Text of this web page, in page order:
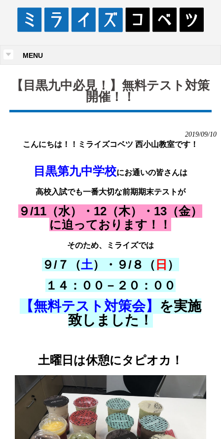
MENU
【目黒九中必見！】無料テスト対策
開催！！
2019/09/10
こんにちは！！ ミライズコベツ 西小山教室です！
目黒第九中学校にお通いの皆さんは
高校入試でも一番大切な前期期末テストが
９/11（水）・12（木）・13（金）
に迫っております！！
そのため、ミライズでは
９/７（土）・９/８（ 日 ）
１４：００－２０：００
【無料テスト対策会】 を実施
致しました！
土曜日は休憩にタピオカ！